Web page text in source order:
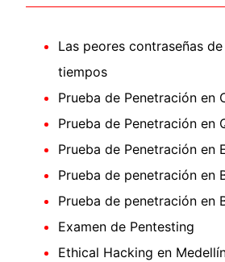
Las peores contraseñas
tiempos
Prueba de Penetración en
Prueba de Penetración en
Prueba de Penetración en
Prueba de penetración en
Prueba de penetración en
Examen de Pentesting
Ethical Hacking en